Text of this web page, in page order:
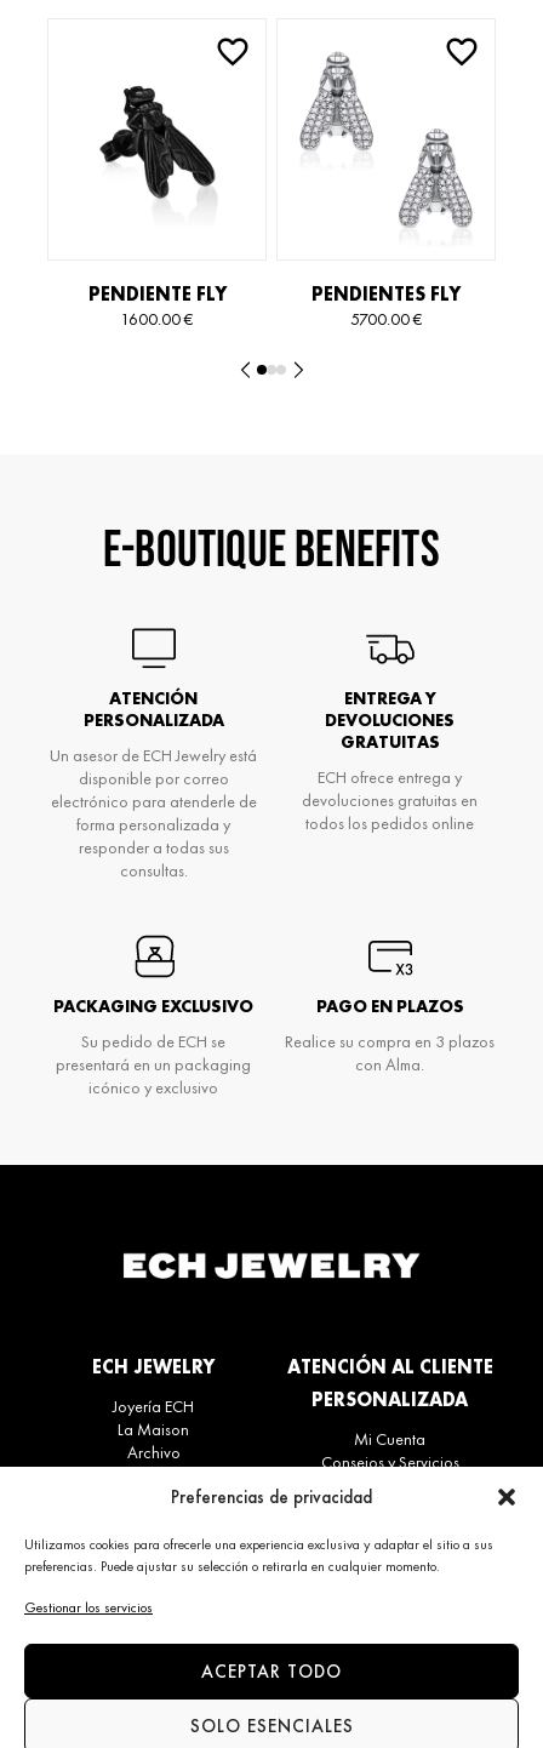
Preferencias de privacidad
Utilizamos cookies para ofrecerle una experiencia exclusiva y adaptar el sitio a sus
preferencias. Puede ajustar su selección o retirarla en cualquier momento.
Gestionar los servicios
ACEPTAR TODO
SOLO ESENCIALES
PENDIENTE FLY
CLASSIQUE
1600.00€
PENDIENTES FLY
CLASSIQUE
5700.00€
E-BOUTIQUE BENEFITS
ATENCIÓN
PERSONALIZADA
Un asesor de ECH Jewelry está
disponible por correo
electrónico para atenderle de
forma personalizada y
responder a todas sus
consultas.
ENTREGA Y
DEVOLUCIONES
GRATUITAS
ECH ofrece entrega y
devoluciones gratuitas en
todos los pedidos online
PACKAGING EXCLUSIVO
Su pedido de ECH se
presentará en un packaging
icónico y exclusivo
PAGO EN PLAZOS
Realice su compra en 3 plazos
con Alma.
ECH JEWELRY
Joyería ECH
La Maison
Archivo
ATENCIÓN AL CLIENTE
PERSONALIZADA
Mi Cuenta
Consejos y Servicios
Devoluciones y Reembolsos
Preguntas Frecuentes
contact@echjewelry.com